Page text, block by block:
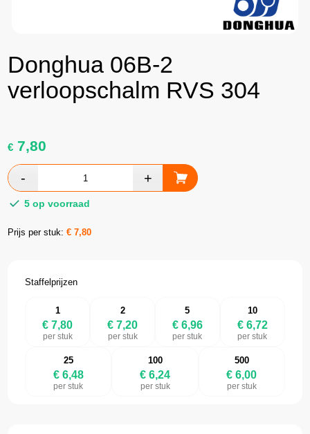
Donghua 06B-2
verloopschalm RVS 304
€ 7,80
5 op voorraad
Prijs per stuk:€7,80
Staffelprijzen
1
€ 7,80
per stuk
2
€ 7,20
per stuk
5
€ 6,96
per stuk
10
€ 6,72
per stuk
25
€ 6,48
per stuk
100
€ 6,24
per stuk
500
€ 6,00
per stuk